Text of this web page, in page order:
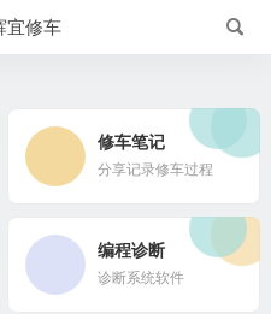
宜修车
修车笔记
分享记录修车过程
编程诊断
诊断系统软件